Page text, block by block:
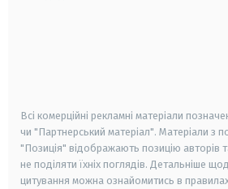
Всі комерційні рекламні матеріали
чи "Партнерський матеріал". Матеріали з
"Позиція" відображають позицію авторів
не поділяти їхніх поглядів. Детальніше
цитування можна ознайомитись в